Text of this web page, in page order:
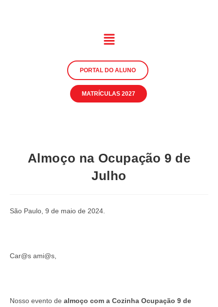
PORTAL DO ALUNO
MATRÍCULAS 2027
Almoço na Ocupação 9 de
Julho
São Paulo, 9 de maio de 2024.
Car@s ami@s,
Nosso evento de almoço com a Cozinha Ocupação 9 de